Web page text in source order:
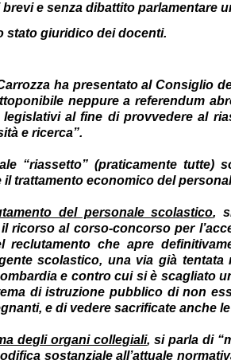
e senza dibattito parlamentare
stato giuridico dei docenti.
ha presentato al Consiglio
neppure a referendum
al fine di provvedere al
e ricerca”.
“riassetto” (praticamente tutte)
trattamento economico del
del personale scolastico,
ricorso al corso-concorso per
che apre
scolastico, una via già
e contro cui si è scagliato
di istruzione pubblico di non
e di vedere sacrificate anche
degli organi collegiali, si parla di
sostanziale all’attuale